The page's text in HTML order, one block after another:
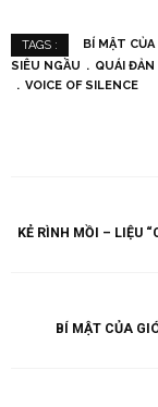
TAGS : BÍ MẬT CỦA
SIÊU NGẦU
QUÁI ĐẢN
VOICE OF SILENCE
KẺ RÌNH MỒI – LIỆU
BÍ MẬT CỦA